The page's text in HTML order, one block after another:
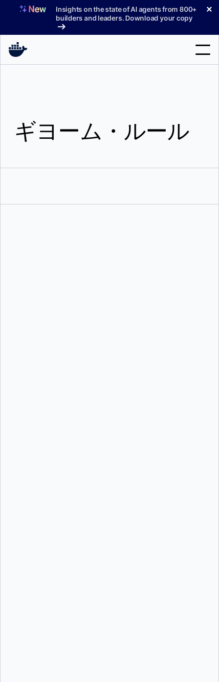
へ
Insights on the state of AI agents from 800+
builders and leaders. Download your copy
✕
サポート
料金プラン
ギヨーム・ルール